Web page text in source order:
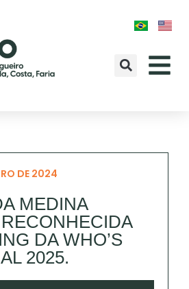
DE 2024
MEDINA
DA WHO’S
2025.